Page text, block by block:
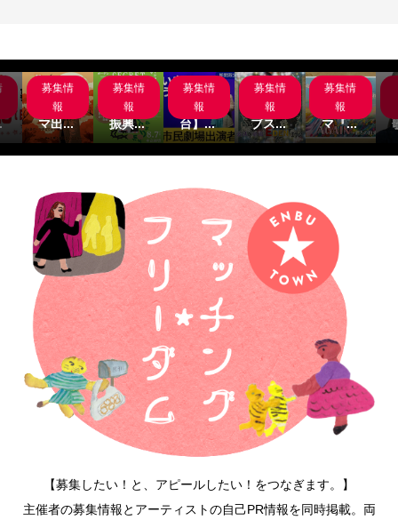
募集情
報
サブス
クシネ
マ出...
募集情
報
名古屋
市文化
振興...
募集情
報
【関
西/舞
台】...
募集情
報
主演募
集‼サ
ブス...
募集情
報
サブス
クシネ
マ『...
【募集したい！と、アピールしたい！をつなぎます。】
主催者の募集情報とアーティストの自己PR情報を同時掲載。両